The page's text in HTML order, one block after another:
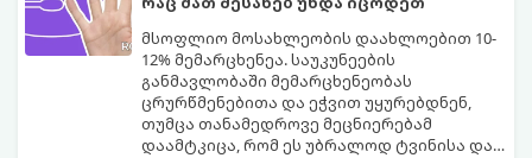
მსოფლიო მოსახლეობის დაახლოებით 10-
12% მემარცხენეა. საუკუნეების
განმავლობაში მემარცხენეობას
ცრურწმენებითა და ეჭვით უყურებდნენ,
თუმცა თანამედროვე მეცნიერებამ
დაამტკიცა, რომ ეს უბრალოდ ტვინისა და